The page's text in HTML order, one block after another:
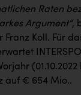
Raten
Argument“,
Franz Koll. Für
auf € 654 Mio..